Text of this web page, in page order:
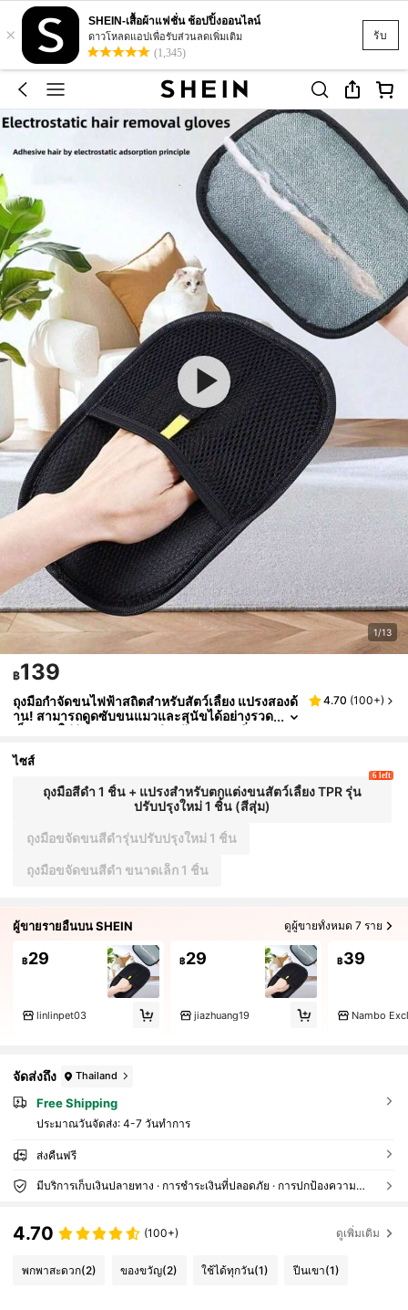
รับ
×
SHEIN-เสื้อผ้าแฟชั่น ช้อปปิ้งออนไลน์
ดาวโหลดแอปเพื่อรับส่วนลดเพิ่มเติม
(1,345)
1/13
฿139
ถุงมือกำจัดขนไฟฟ้าสถิตสำหรับสัตว์เลี้ยง แปรงสองด้
าน! สามารถดูดซับขนแมวและสุนัขได้อย่างรวด
เร็ว สวมใส่ง่ายและสะดวกสำหรับการกรูมมิ่งแล
4.70 (100+)
ไซส์
ถุงมือสีดำ 1 ชิ้น + แปรงสำหรับตกแต่งขนสัตว์เลี้ยง TPR รุ่น
ปรับปรุงใหม่ 1 ชิ้น (สีสุ่ม)
6 left
ถุงมือขจัดขนสีดำรุ่นปรับปรุงใหม่ 1 ชิ้น
ถุงมือขจัดขนสีดำ ขนาดเล็ก 1 ชิ้น
ผู้ขายรายอื่นบน SHEIN ดูผู้ขายทั้งหมด 7 ราย
฿29
linlinpet03
฿29
jiazhuang19
฿39
Nambo
จัดส่งถึง Thailand
Free Shipping
ประมาณวันจัดส่ง: 4-7 วันทำการ
ส่งคืนฟรี
มีบริการเก็บเงินปลายทาง · การชำระเงินที่ปลอดภัย · การปกป้องความเป็นส่วนตัว
4.70 (100+) ดูเพิ่มเติม
พกพาสะดวก(2) ของขวัญ(2) ใช้ได้ทุกวัน(1) ปีนเขา(1)